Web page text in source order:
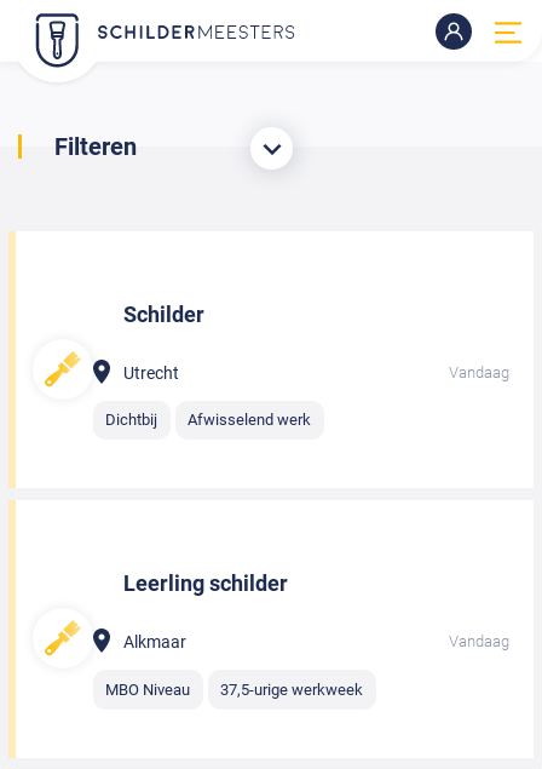
Filteren
Schilder
Utrecht Vandaag
Dichtbij Afwisselend werk
Leerling schilder
Alkmaar Vandaag
MBO Niveau 37,5-urige werkweek